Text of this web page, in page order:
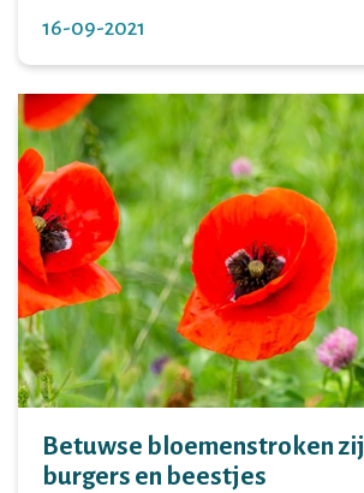
16-09-2021
Betuwse bloemenstroken
burgers en beestjes